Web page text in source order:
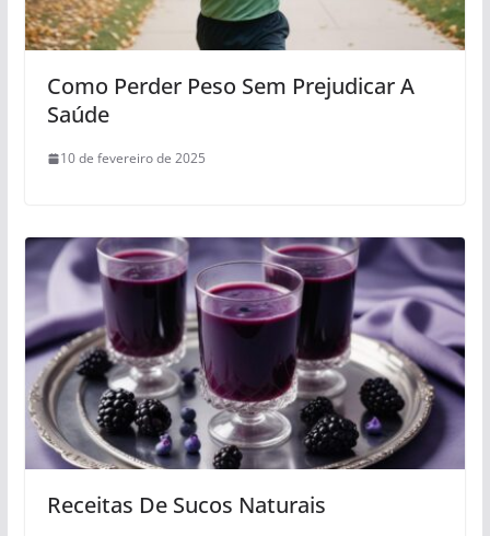
Como Perder Peso Sem Prejudicar A
Saúde
10 de fevereiro de 2025
Receitas De Sucos Naturais